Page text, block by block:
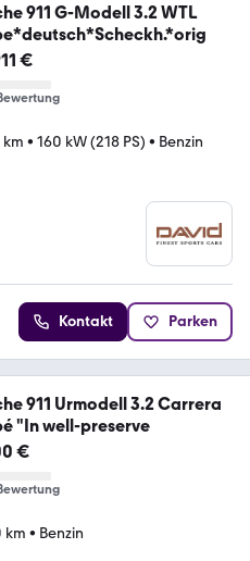
911 G-Modell 3.2 WTL
€
km • 160 kW (218 PS) • Benzin
Kontakt Parken
911 Urmodell 3.2 Carrera
"In well-preserve
€
km • Benzin